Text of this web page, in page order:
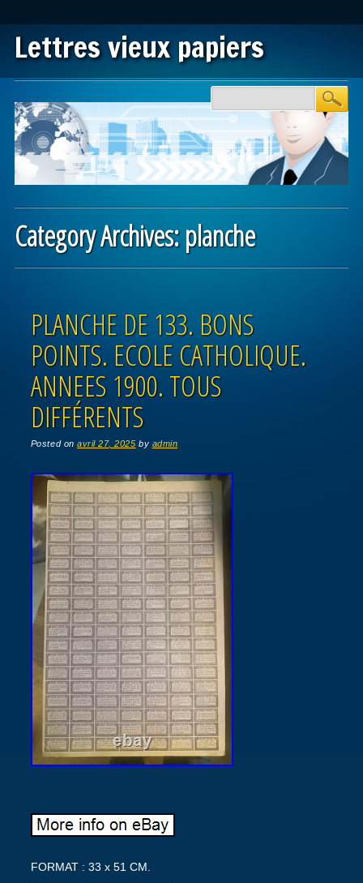
Lettres vieux papiers
Main menu
Category Archives:planche
PLANCHE DE 133. BONS
POINTS. ECOLE CATHOLIQUE.
ANNEES 1900. TOUS
DIFFÉRENTS
Posted onavril 27, 2025 by admin
FORMAT : 33 x 51 CM.